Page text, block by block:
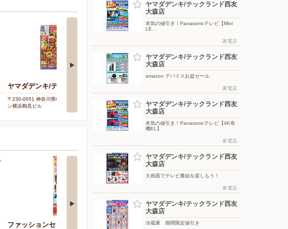
ヤマダデンキ/テックランド鶴見店
〒230-0051 神奈川県横浜市鶴見区鶴見中央3-17-1 キリ
ン横浜鶴見ビル
ヤマダデンキ/テックランド武蔵中原店
〒211-0041 神奈川県川崎市中原区下小田中1-28-1 マル
エツ中原店3F
ファッションセンターしまむら/新田店
ファッションセンターしまむら/ホームズ
ヤマダデンキ/テックランド西友
大森店
本気の値引き！Panasonicテレビ【Mini
LE…
家電店
ヤマダデンキ/テックランド西友
大森店
amazon デバイスお盆セール
家電店
ヤマダデンキ/テックランド西友
大森店
本気の値引き！Panasonicテレビ【4K有
機EL】
家電店
ヤマダデンキ/テックランド西友
大森店
大画面でテレビ番組を楽しもう！
家電店
ヤマダデンキ/テックランド西友
大森店
冷蔵庫 期間限定値引き